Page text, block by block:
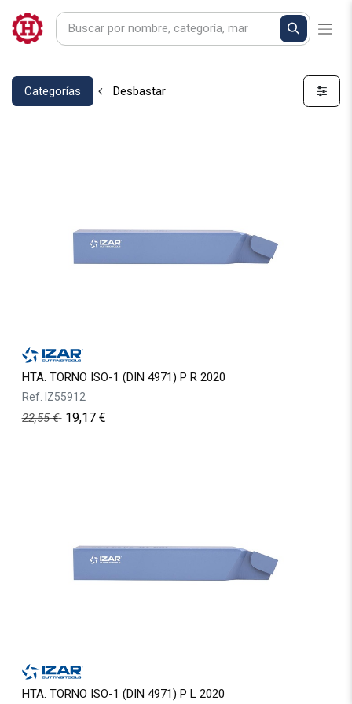
Categorías Desbastar
HTA. TORNO ISO-1 (DIN 4971) P R 2020
Ref. IZ55912
22,55€ 19,17€
HTA. TORNO ISO-1 (DIN 4971) P L 2020